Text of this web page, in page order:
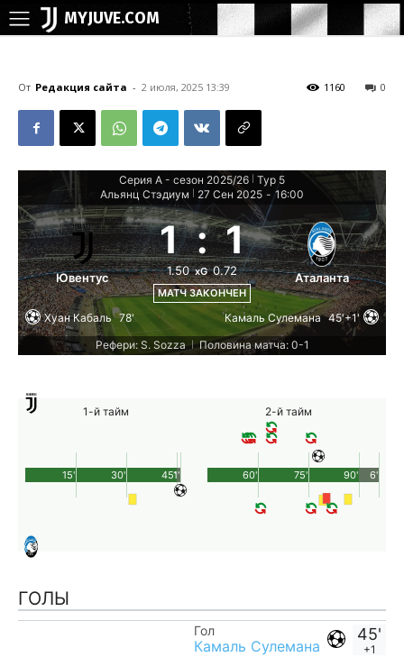
MYJUVE.COM
От Редакция сайта - 2 июля, 2025 13:39 0
1160
Серия А - сезон 2025/26 Тур 5
Альянц Стэдиум
27 Сен 2025 - 16:00
Ювентус
1 : 1
1.50 xG 0.72
МАТЧ ЗАКОНЧЕН
Аталанта
Хуан Кабаль 78' Камаль Сулемана 45'+1'
Рефери: S. Sozza | Половина матча: 0-1
1-й тайм
45'
15' 30' 1'
2-й тайм
90'
60' 75' 6'
ГОЛЫ
45'
+1
Гол
Камаль Сулемана